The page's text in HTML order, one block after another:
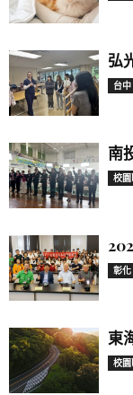
弘
台中
南
校
彰化
東
校